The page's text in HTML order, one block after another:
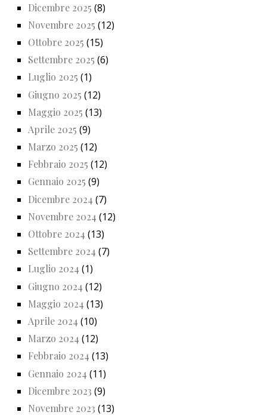
Dicembre 2025 (8)
Novembre 2025 (12)
Ottobre 2025 (15)
Settembre 2025 (6)
Luglio 2025 (1)
Giugno 2025 (12)
Maggio 2025 (13)
Aprile 2025 (9)
Marzo 2025 (12)
Febbraio 2025 (12)
Gennaio 2025 (9)
Dicembre 2024 (7)
Novembre 2024 (12)
Ottobre 2024 (13)
Settembre 2024 (7)
Luglio 2024 (1)
Giugno 2024 (12)
Maggio 2024 (13)
Aprile 2024 (10)
Marzo 2024 (12)
Febbraio 2024 (13)
Gennaio 2024 (11)
Dicembre 2023 (9)
Novembre 2023 (13)